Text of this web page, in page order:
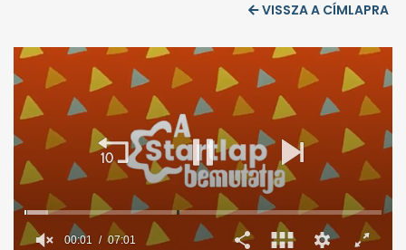
VISSZA A CÍMLAPRA
00:02 07:01